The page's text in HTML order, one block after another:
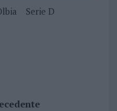
Serie D